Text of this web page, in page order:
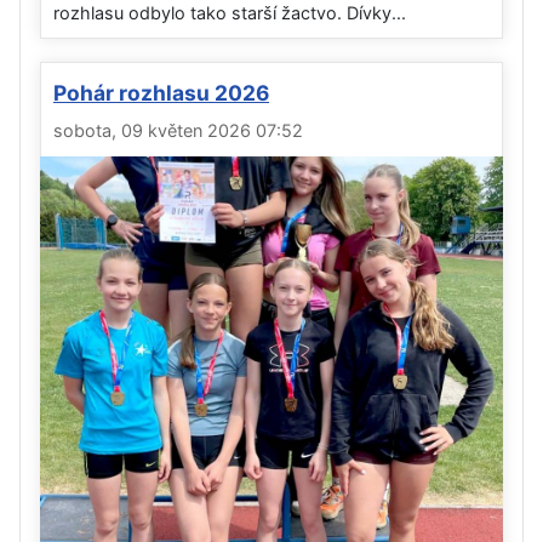
rozhlasu odbylo tako starší žactvo. Dívky...
Pohár rozhlasu 2026
sobota, 09 květen 2026 07:52